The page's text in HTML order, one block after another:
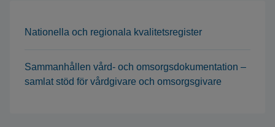
Nationella och regionala kvalitetsregister
Sammanhållen vård- och omsorgsdokumentation –
samlat stöd för vårdgivare och omsorgsgivare